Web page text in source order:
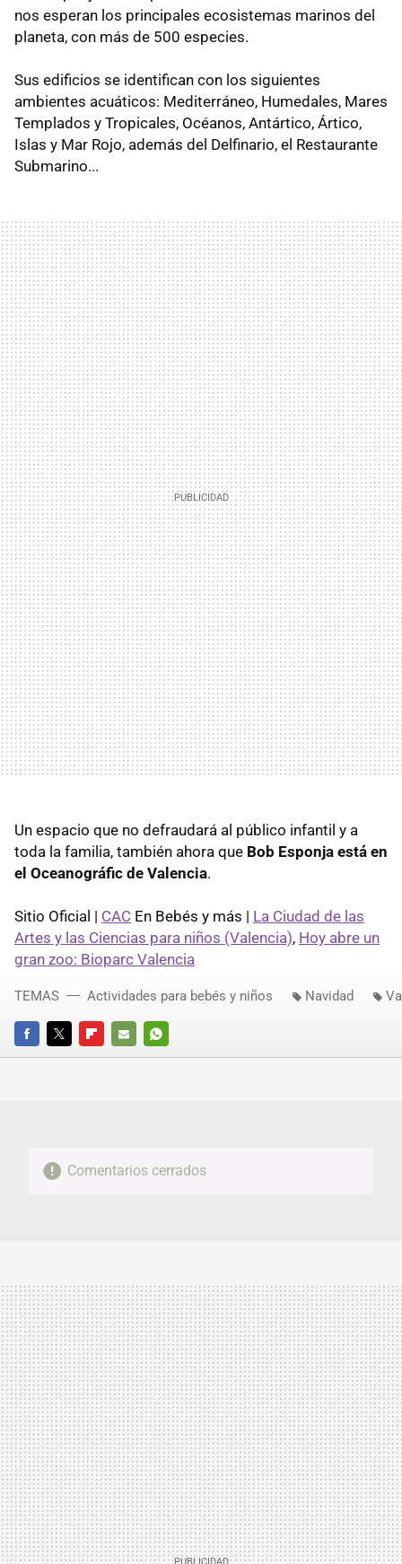
nos esperan los principales ecosistemas marinos del
planeta, con más de 500 especies.
Sus edificios se identifican con los siguientes
ambientes acuáticos: Mediterráneo, Humedales, Mares
Templados y Tropicales, Océanos, Antártico, Ártico,
Islas y Mar Rojo, además del Delfinario, el Restaurante
Submarino...
Un espacio que no defraudará al público infantil y a
toda la familia, también ahora que Bob Esponja está en
el Oceanográfic de Valencia.
Sitio Oficial | CAC En Bebés y más | La Ciudad de las
Artes y las Ciencias para niños (Valencia), Hoy abre un
gran zoo: Bioparc Valencia
FACEBOOKTWITTERFLIPBOARD
E-
WHATSAPP
TEMAS Actividades para bebés y niños Navidad
Comentarios cerrados